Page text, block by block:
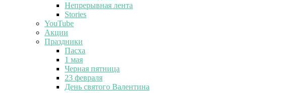
Непрерывная лента
Stories
YouTube
Акции
Праздники
Пасха
1 мая
Черная пятница
23 февраля
День святого Валентина